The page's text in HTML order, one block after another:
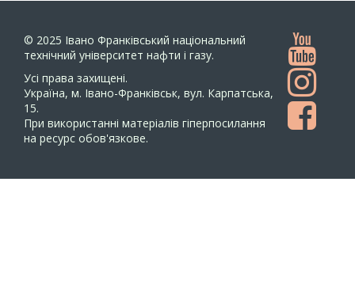
© 2025 Івано Франківський національний
технічний університет нафти і газу.
Усi права захищенi.
Україна, м. Івано-Франківськ, вул. Карпатська,
15.
При використанні матеріалів гіперпосилання
на ресурс обов'язкове.